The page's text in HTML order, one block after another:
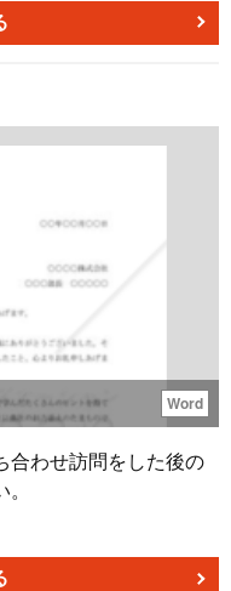
Word
合わせ訪問をした後の